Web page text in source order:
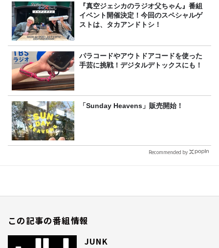
『真空ジェシカのラジオ父ちゃん』番組
イベント開催決定！今回のスペシャルゲ
ストは、タカアンドトシ！
パラコードやアウトドアコードを使った
手芸に挑戦！デジタルデトックスにも！
「Sunday Heavens」販売開始！
Recommended by
この記事の番組情報
JUNK